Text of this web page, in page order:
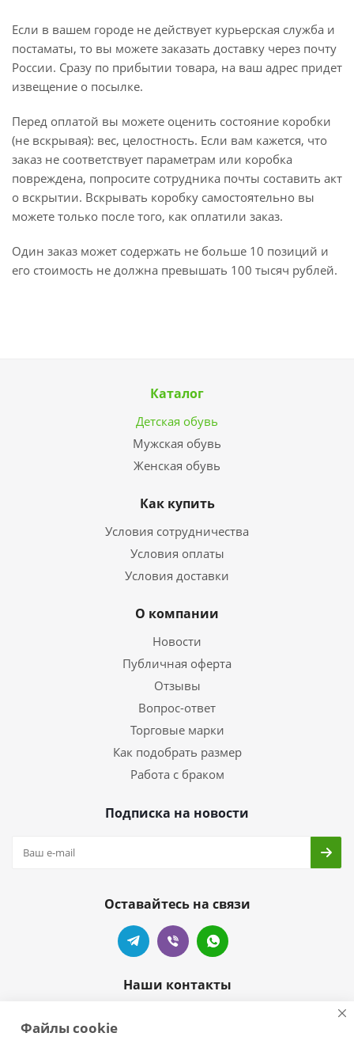
Если в вашем городе не действует курьерская служба и
постаматы, то вы можете заказать доставку через почту
России. Сразу по прибытии товара, на ваш адрес придет
извещение о посылке.
Перед оплатой вы можете оценить состояние коробки
(не вскрывая): вес, целостность. Если вам кажется, что
заказ не соответствует параметрам или коробка
повреждена, попросите сотрудника почты составить акт
о вскрытии. Вскрывать коробку самостоятельно вы
можете только после того, как оплатили заказ.
Один заказ может содержать не больше 10 позиций и
его стоимость не должна превышать 100 тысяч рублей.
Каталог
Детская обувь
Мужская обувь
Женская обувь
Как купить
Условия сотрудничества
Условия оплаты
Условия доставки
О компании
Новости
Публичная оферта
Отзывы
Вопрос-ответ
Торговые марки
Как подобрать размер
Работа с браком
Подписка на новости
Оставайтесь на связи
Наши контакты
Файлы cookie